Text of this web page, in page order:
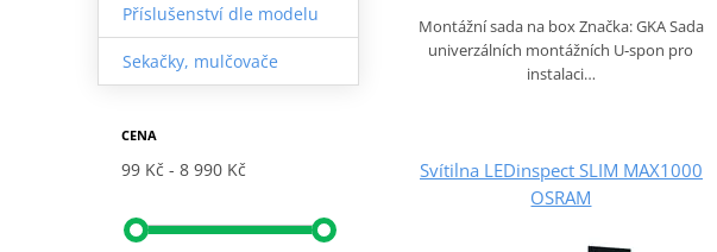
Příslušenství dle modelu
Sekačky, mulčovače
CENA
99 Kč 8 990 Kč
Montážní sada na box Značka: GKA Sada
univerzálních montážních U‑spon pro
instalaci…
Svítilna LEDinspect SLIM MAX1000
OSRAM